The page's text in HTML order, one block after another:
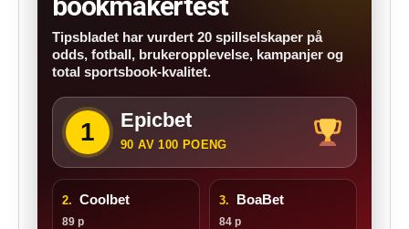
Tipsbladet har vurdert 20 spillselskaper på
odds, fotball, brukeropplevelse, kampanjer og
total sportsbook-kvalitet.
1 Epicbet
90 AV 100 POENG
2. Coolbet
89 p
3. BoaBet
84 p